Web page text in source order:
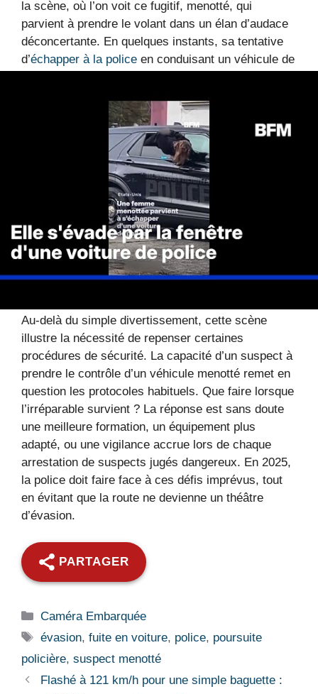
la scène, où l’on voit ce fugitif, menotté, qui
parvient à prendre le volant dans un élan d’audace
déconcertante. En quelques instants, sa tentative
d’échapper à la police en conduisant un véhicule de
Les autorités ont confirmé que le conducteur a été
rapidement maîtrisé, mais pas avant d’avoir
poursuiteeffrénée qui aurait pu avoir
des conséquences dramatiques. Les agents, eux-
mêmes impressionnés par cette manœuvre
risquée, soulignent l’importance de renforcer la
vigilance lors de telles interventions.
Les leçons à tirer de cette
évasion spectaculaire
Au-delà du simple divertissement, cette scène
illustre la nécessité de repenser certaines
procédures de sécurité. La capacité d’un suspect à
prendre le contrôle d’un véhicule menotté remet en
question les protocoles habituels. Que faire lorsque
l’irréparable survient ? La réponse est sans doute
une meilleure formation, un équipement plus
adapté, ou une vigilance accrue lors de chaque
arrestation de suspects jugés dangereux. En 2025,
la police doit faire face à ces défis imprévus, tout
en évitant que la route ne devienne un théâtre
d’évasion.
PARTAGER
Catégories
Caméra Embarquée
Étiquettes
évasion,fuite en voiture, police, poursuite
policière, suspect menotté
Flashé à 121 km/h pour une simple baguette :